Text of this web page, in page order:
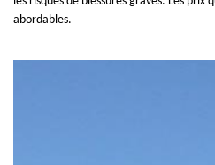
abordables.